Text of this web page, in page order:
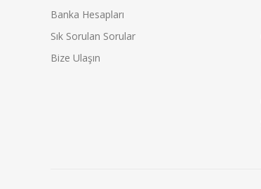
Banka Hesapları
Sık Sorulan Sorular
Bize Ulaşın